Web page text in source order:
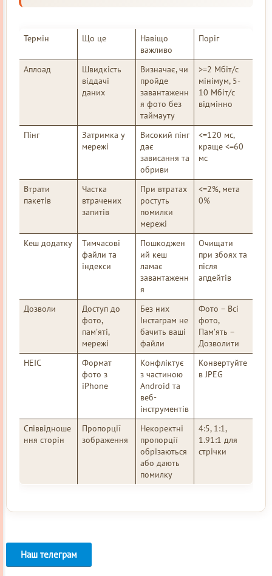
Термін Що це
Навіщо
важливо
Поріг
Аплоад
Швидкість
віддачі
даних
Визначає, чи
пройде
завантаженн
я фото без
таймауту
>=2 Мбіт/с
мінімум, 5-
10 Мбіт/с
відмінно
Пінг
Затримка у
мережі
Високий пінг
дає
зависання та
обриви
<=120 мс,
краще <=60
мс
Втрати
пакетів
Частка
втрачених
запитів
При втратах
ростуть
помилки
мережі
<=2%, мета
0%
Кеш додатку
Тимчасові
файли та
індекси
Пошкоджен
ий кеш
ламає
завантаженн
я
Очищати
при збоях та
після
апдейтів
Дозволи
Доступ до
фото,
пам’яті,
мережі
Без них
Інстаграм не
бачить ваші
файли
Фото – Всі
фото,
Пам’ять –
Дозволити
HEIC
Формат
фото з
iPhone
Конфліктує
з частиною
Android та
веб-
інструментів
Конвертуйте
в JPEG
Співвідноше
ння сторін
Пропорції
зображення
Некоректні
пропорції
обрізаються
або дають
помилку
4:5, 1:1,
1.91:1 для
стрічки
Наш телеграм